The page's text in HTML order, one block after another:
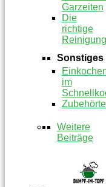
Garzeiten
Die
richtige
Reinigung
Sonstiges
im
Weitere
Beiträge